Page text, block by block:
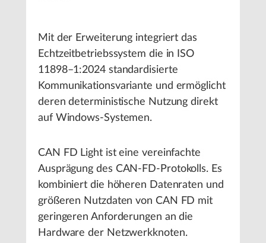
Mit der Erweiterung integriert das
Echtzeitbetriebssystem die in ISO
11898–1:2024 standardisierte
Kommunikationsvariante und ermöglicht
deren deterministische Nutzung direkt
auf Windows-Systemen.
CAN FD Light ist eine vereinfachte
Ausprägung des CAN-FD-Protokolls. Es
kombiniert die höheren Datenraten und
größeren Nutzdaten von CAN FD mit
geringeren Anforderungen an die
Hardware der Netzwerkknoten.